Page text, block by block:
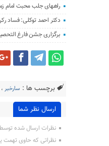
راههای جلب محبت امام
دکتر احمد توکلی: فساد
برگزاری جشن فارغ
برچسب ها : سارخبر
ارسال نظر شما
نظرات ارسال شده
نظراتی که حاوی تهمت